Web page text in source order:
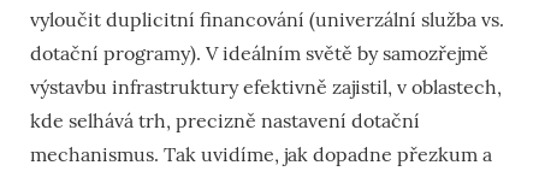
vyloučit duplicitní financování (univerzální služba vs.
dotační programy). V ideálním světě by samozřejmě
výstavbu infrastruktury efektivně zajistil, v oblastech,
kde selhává trh, precizně nastavení dotační
mechanismus. Tak uvidíme, jak dopadne přezkum a